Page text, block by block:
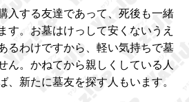
入する友達であって、死後も一緒
す。お墓はけっして安くないうえ
るわけですから、軽い気持ちで墓
ん。かねてから親しくしている人
、新たに墓友を探す人もいます。